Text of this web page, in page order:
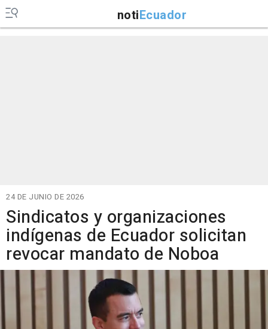
notiEcuador
24 DE JUNIO DE 2026
Sindicatos y organizaciones
indígenas de Ecuador solicitan
revocar mandato de Noboa